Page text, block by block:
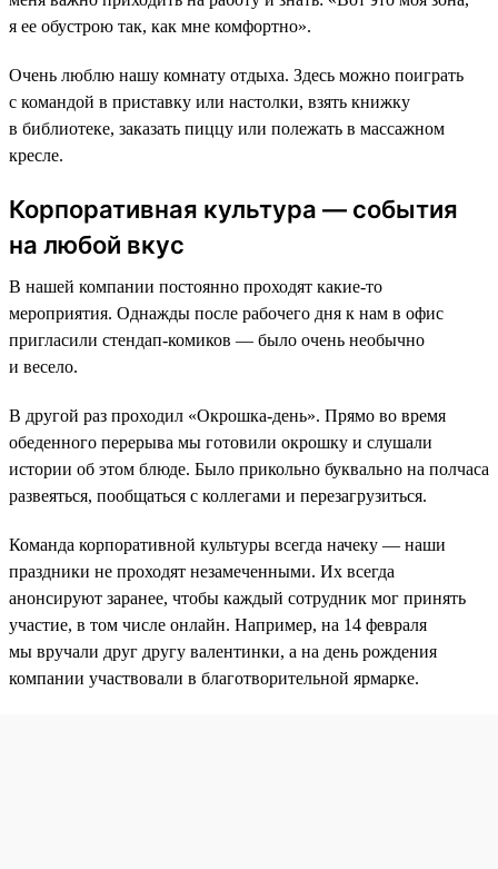
я ее обустрою так, как мне комфортно».
Очень люблю нашу комнату отдыха. Здесь можно поиграть
с командой в приставку или настолки, взять книжку
в библиотеке, заказать пиццу или полежать в массажном
кресле.
Корпоративная культура — события
на любой вкус
В нашей компании постоянно проходят какие-то
мероприятия. Однажды после рабочего дня к нам в офис
пригласили стендап-комиков — было очень необычно
и весело.
В другой раз проходил «Окрошка-день». Прямо во время
обеденного перерыва мы готовили окрошку и слушали
истории об этом блюде. Было прикольно буквально на полчаса
развеяться, пообщаться с коллегами и перезагрузиться.
Команда корпоративной культуры всегда начеку — наши
праздники не проходят незамеченными. Их всегда
анонсируют заранее, чтобы каждый сотрудник мог принять
участие, в том числе онлайн. Например, на 14 февраля
мы вручали друг другу валентинки, а на день рождения
компании участвовали в благотворительной ярмарке.